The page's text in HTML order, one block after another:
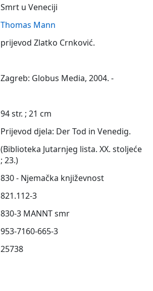
Smrt u Veneciji
Thomas Mann
prijevod Zlatko Crnković.
Zagreb: Globus Media, 2004. -
94 str. ; 21 cm
Prijevod djela: Der Tod in Venedig.
(Biblioteka Jutarnjeg lista. XX. stoljeće
; 23.)
830 - Njemačka književnost
821.112-3
830-3 MANNT smr
953-7160-665-3
25738